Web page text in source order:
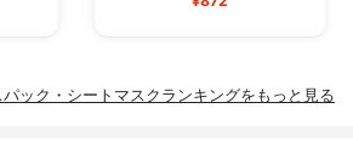
パック・シートマスクランキングをもっと見る